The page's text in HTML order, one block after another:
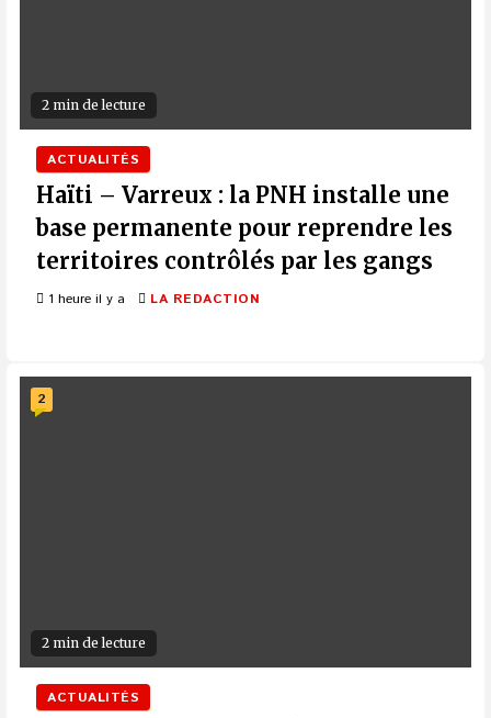
2 min de lecture
ACTUALITÉS
Haïti – Varreux : la PNH installe une
base permanente pour reprendre les
territoires contrôlés par les gangs
1 heure il y a LA REDACTION
2 min de lecture
2
ACTUALITÉS